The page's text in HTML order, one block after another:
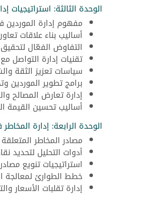
الوحدة الثالثة: استراتيجيات
مفهوم إدارة الموردين
أساليب بناء علاقات
التفاوض الفعّال
تقنيات إدارة التواصل
سياسات تعزيز الثقة
برامج تطوير الموردين
إدارة تعارض المصالح
أساليب تحسين القيمة
الوحدة الرابعة: إدارة
مصادر المخاطر المتعلقة
أدوات التحليل لتحديد
استراتيجيات تنويع
خطط الطوارئ لمعالجة
إدارة تقلبات الأسعار